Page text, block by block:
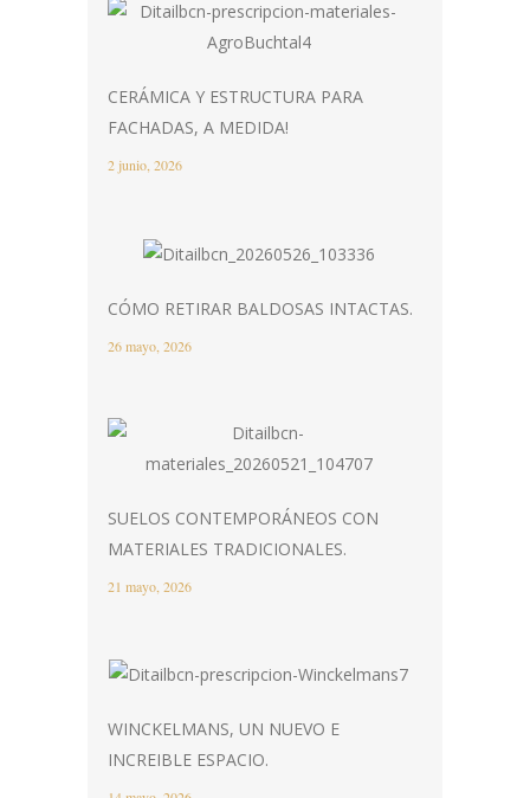
CERÁMICA Y ESTRUCTURA PARA
FACHADAS, A MEDIDA!
2 junio, 2026
CÓMO RETIRAR BALDOSAS INTACTAS.
26 mayo, 2026
SUELOS CONTEMPORÁNEOS CON
MATERIALES TRADICIONALES.
21 mayo, 2026
WINCKELMANS, UN NUEVO E
INCREIBLE ESPACIO.